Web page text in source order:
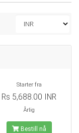
Starter fra
Rs 5,688.00 INR
Årlig
Bestill nå